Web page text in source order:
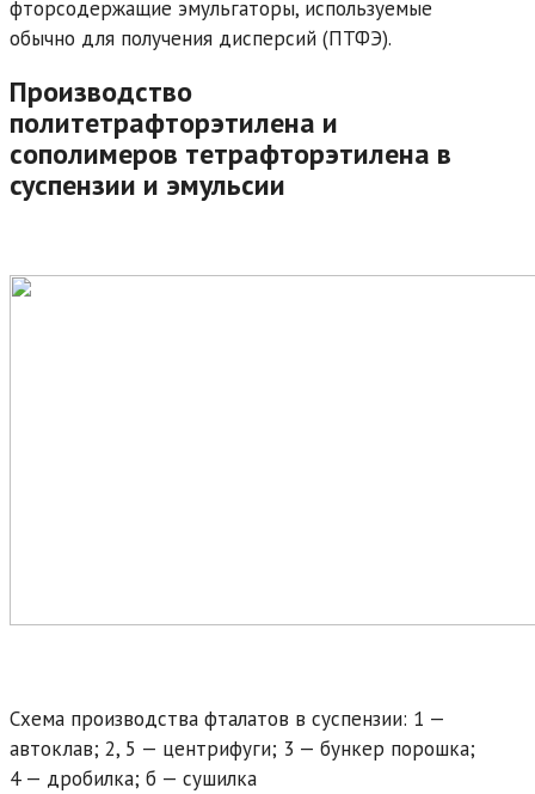
фторсодержащие эмульгаторы, используемые
обычно для получения дисперсий (ПТФЭ).
Производство
политетрафторэтилена и
сополимеров тетрафторэтилена в
суспензии и эмульсии
Схема производства фталатов в суспензии: 1 —
автоклав; 2, 5 — центрифуги; 3 — бункер порошка;
4 — дробилка; б — сушилка